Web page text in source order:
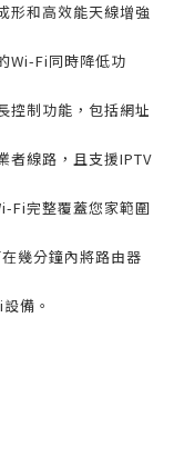
形和高效能天線增強
Wi-Fi同時降低功
控制功能，包括網址
者線路，且支援IPTV
Fi完整覆蓋您家範圍
幾分鐘內將路由器
備。